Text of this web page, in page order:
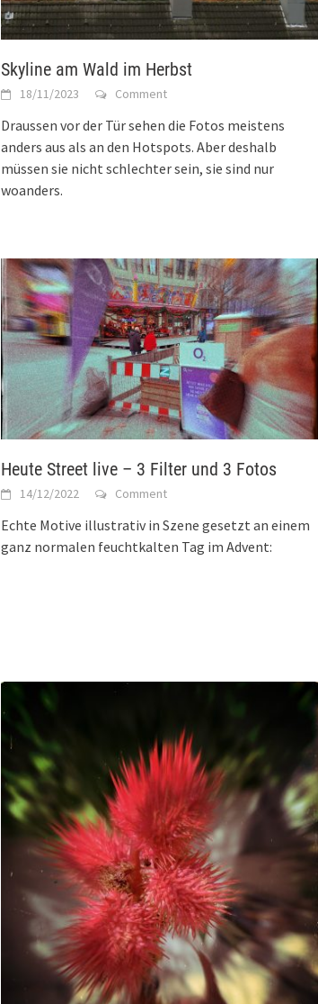
Skyline am Wald im Herbst
18/11/2023 Comment
Draussen vor der Tür sehen die Fotos meistens
anders aus als an den Hotspots. Aber deshalb
müssen sie nicht schlechter sein, sie sind nur
woanders.
Heute Street live – 3 Filter und 3 Fotos
14/12/2022 Comment
Echte Motive illustrativ in Szene gesetzt an einem
ganz normalen feuchtkalten Tag im Advent: